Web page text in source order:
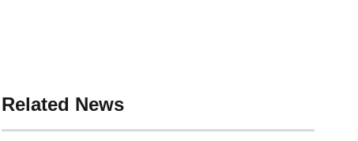
Related News